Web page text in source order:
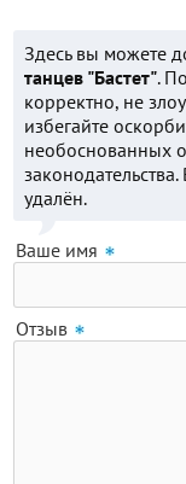
Здесь вы можете
танцев "Бастет".
корректно, не
избегайте
необоснованных
удалён.
Ваше имя
Отзыв